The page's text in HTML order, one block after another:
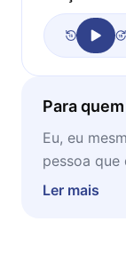
Para
Eu, eu
pessoa que
boa
Ler mais